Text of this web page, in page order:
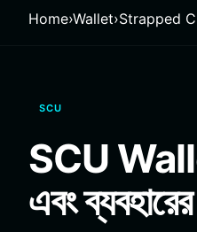
Italiano
繁體中文
Bahasa Indonesia
ภาษาไทย
Home›Wallet›Strapped
SCU
SCU
এবং